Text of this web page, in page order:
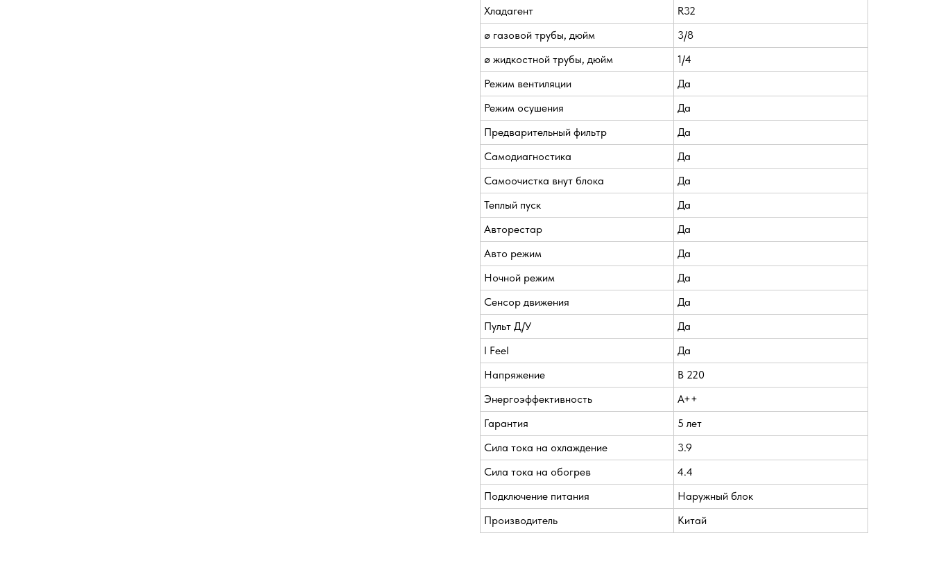
Хладагент
R32
ø газовой трубы, дюйм
3/8
ø жидкостной трубы, дюйм
1/4
Режим вентиляции
Да
Режим осушения
Да
Предварительный фильтр
Да
Самодиагностика
Да
Самоочистка внут блока
Да
Теплый пуск
Да
Авторестар
Да
Авто режим
Да
Ночной режим
Да
Сенсор движения
Да
Пульт Д/У
Да
I Feel
Да
Напряжение
В 220
Энергоэффективность
A++
Гарантия
5 лет
Сила тока на охлаждение
3.9
Сила тока на обогрев
4.4
Подключение питания
Наружный блок
Производитель
Китай